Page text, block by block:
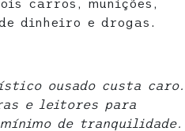
carros, munições,
dinheiro e drogas.
ousado custa caro.
e leitores para
de tranquilidade.